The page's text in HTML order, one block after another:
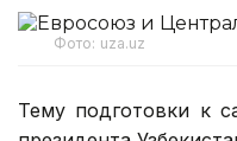
Фото: uza.uz
Тему подготовки к